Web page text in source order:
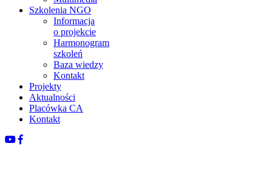
Szkolenia NGO
Informacja
o projekcie
Harmonogram
szkoleń
Baza wiedzy
Kontakt
Projekty
Aktualności
Placówka CA
Kontakt